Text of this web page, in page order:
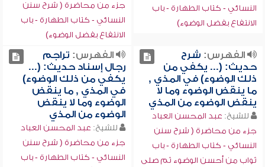
النسائي - كتاب الطهارة - باب
الانتفاع بفضل الوضوء)
جزء من محاضرة ( شرح سنن
النسائي - كتاب الطهارة - باب
الانتفاع بفضل الوضوء)
الفهرس: شرح
حديث: (... يكفي من
ذلك الوضوء) في المذي ,
ما ينقض الوضوء وما لا
ينقض الوضوء من المذي
للشيخ: عبد المحسن العباد
جزء من محاضرة ( شرح سنن
النسائي - كتاب الطهارة - باب
ثواب من أحسن الوضوء ثم صلى
الفهرس: تراجم
رجال إسناد حديث: (...
يكفي من ذلك الوضوء)
في المذي , ما ينقض
الوضوء وما لا ينقض
الوضوء من المذي
للشيخ: عبد المحسن العباد
جزء من محاضرة ( شرح سنن
النسائي - كتاب الطهارة - باب